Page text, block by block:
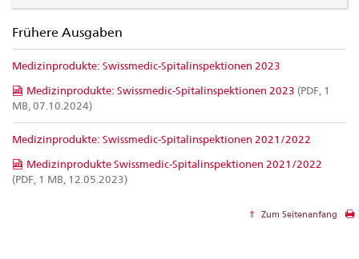
Frühere Ausgaben
Medizinprodukte: Swissmedic-Spitalinspektionen 2023
Medizinprodukte: Swissmedic-Spitalinspektionen 2023 (PDF, 1
MB, 07.10.2024)
Medizinprodukte: Swissmedic-Spitalinspektionen 2021/2022
Medizinprodukte Swissmedic-Spitalinspektionen 2021/2022
(PDF, 1 MB, 12.05.2023)
Zum Seitenanfang